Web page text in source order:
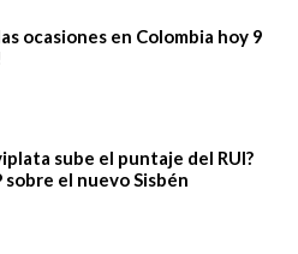
ocasiones en Colombia hoy 9
sube el puntaje del RUI?
el nuevo Sisbén